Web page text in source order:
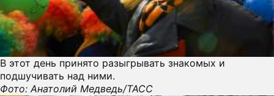
В этот день принято разыгрывать знакомых и
подшучивать над ними.
Фото: Анатолий Медведь/ТАСС